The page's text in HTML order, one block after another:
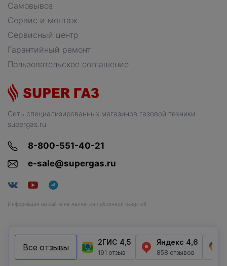
Сеть специализированных магазинов газовой техники
supergas.ru
8-800-551-40-21
e-sale@supergas.ru
Информация на сайте не является публичной офертой
Самовывоз
Сервис и монтаж
Сервисный центр
Гарантийный ремонт
Пользовательское соглашение